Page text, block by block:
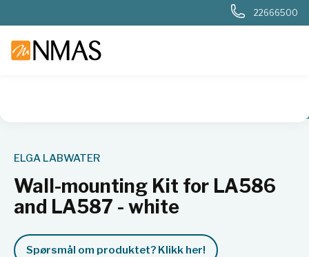
22666500
Wall-mounting Kit for LA586 and
ELGA LABWATER
Wall-mounting Kit for LA586
and LA587 - white
Spørsmål om produktet? Klikk her!